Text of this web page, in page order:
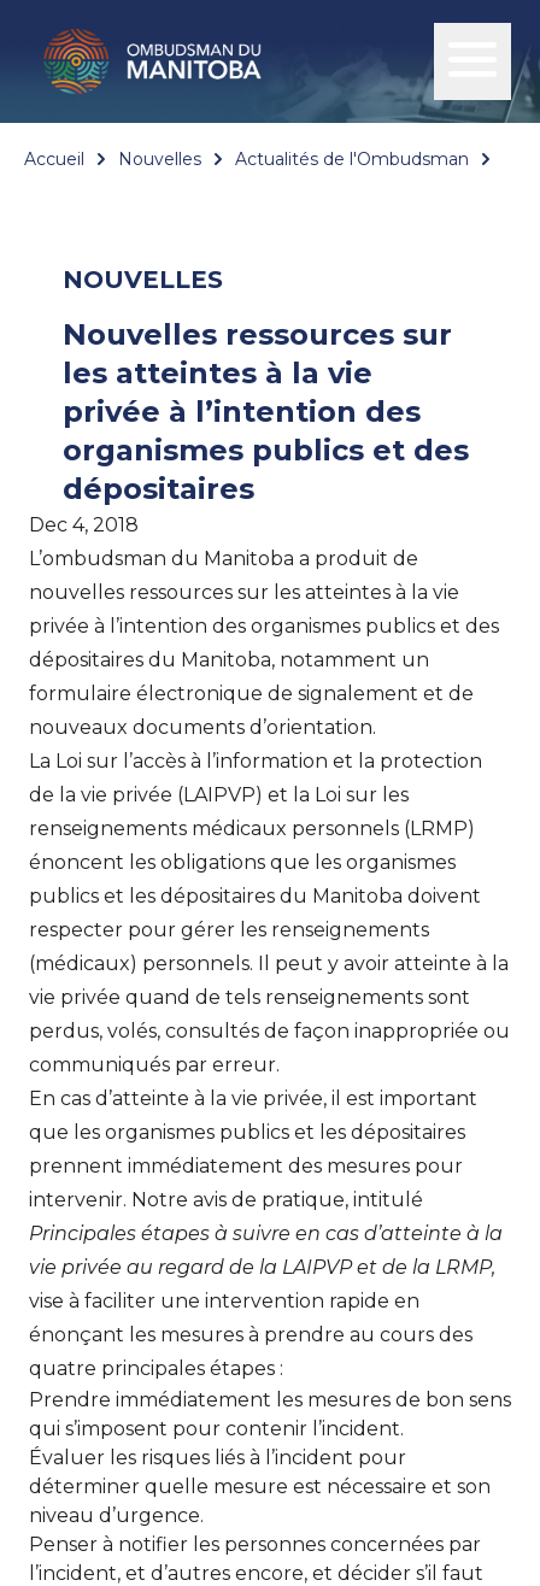
Accueil Nouvelles Actualités de l'Ombudsman
NOUVELLES
Nouvelles ressources sur
les atteintes à la vie
privée à l’intention des
organismes publics et des
dépositaires
Dec 4, 2018
L’ombudsman du Manitoba a produit de
nouvelles ressources sur les atteintes à la vie
privée à l’intention des organismes publics et des
dépositaires du Manitoba, notamment un
formulaire électronique de signalement et de
nouveaux documents d’orientation.
La Loi sur l’accès à l’information et la protection
de la vie privée (LAIPVP) et la Loi sur les
renseignements médicaux personnels (LRMP)
énoncent les obligations que les organismes
publics et les dépositaires du Manitoba doivent
respecter pour gérer les renseignements
(médicaux) personnels. Il peut y avoir atteinte à la
vie privée quand de tels renseignements sont
perdus, volés, consultés de façon inappropriée ou
communiqués par erreur.
En cas d’atteinte à la vie privée, il est important
que les organismes publics et les dépositaires
prennent immédiatement des mesures pour
intervenir. Notre avis de pratique, intitulé
Principales étapes à suivre en cas d’atteinte à la
vie privée au regard de la LAIPVP et de la LRMP,
vise à faciliter une intervention rapide en
énonçant les mesures à prendre au cours des
quatre principales étapes :
Prendre immédiatement les mesures de bon sens
qui s’imposent pour contenir l’incident.
Évaluer les risques liés à l’incident pour
déterminer quelle mesure est nécessaire et son
niveau d’urgence.
Penser à notifier les personnes concernées par
l’incident, et d’autres encore, et décider s’il faut